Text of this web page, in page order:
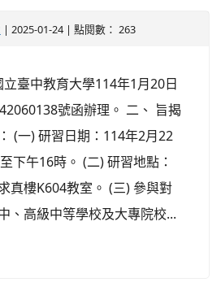
| 2025-01-24 | 點閱數： 263
臺中教育大學114年1月20日
號函辦理。 二、 旨揭
(一) 研習日期：114年2月22
下午16時。 (二) 研習地點：
真樓K604教室。 (三) 參與對
、高級中等學校及大專院校...